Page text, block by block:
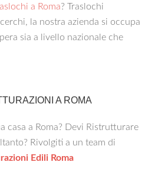
a Roma? Traslochi
la nostra azienda si occupa
sia a livello nazionale che
A ROMA
casa a Roma? Devi Ristrutturare
Rivolgiti a un team di
Edili Roma